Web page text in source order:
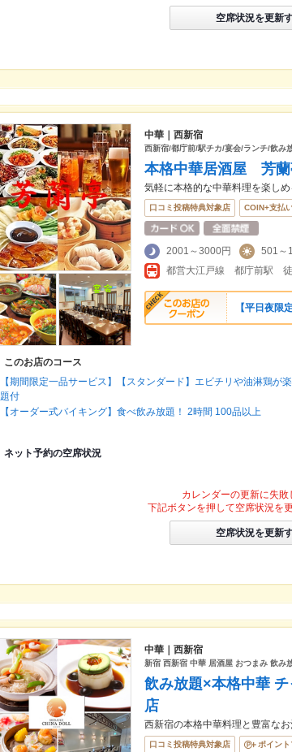
空席状況を更新
中華｜西新宿
西新宿/都庁前/駅チカ/宴会/ランチ/飲み
本格中華居酒屋 芳
気軽に本格的な中華料理を楽し
口コミ投稿特典対象店 COIN+支払
2001～3000円
501～
【平日夜限
このお店のコース
【期間限定一品サービス】【スタンダード】エビチリや油淋鶏が
題付
【オーダー式バイキング】食べ飲み放題！ 2時間 100品以上
ネット予約の空席状況
カレンダーの更新に失敗
下記ボタンを押して空席状況を
空席状況を更新
中華｜西新宿
新宿 西新宿 中華 居酒屋 おつまみ 飲み
飲み放題×本格中華
店
西新宿の本格中華料理と豊富なお
口コミ投稿特典対象店 ポイン